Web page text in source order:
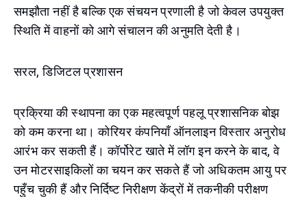
समझौता नहीं है बल्कि एक संचयन प्रणाली है जो केवल उपयुक्त
स्थिति में वाहनों को आगे संचालन की अनुमति देती है।
सरल, डिजिटल प्रशासन
प्रक्रिया की स्थापना का एक महत्वपूर्ण पहलू प्रशासनिक बोझ
को कम करना था। कोरियर कंपनियाँ ऑनलाइन विस्तार अनुरोध
आरंभ कर सकती हैं। कॉर्पोरेट खाते में लॉग इन करने के बाद, वे
उन मोटरसाइकिलों का चयन कर सकते हैं जो अधिकतम आयु पर
पहुँच चुकी हैं और निर्दिष्ट निरीक्षण केंद्रों में तकनीकी परीक्षण